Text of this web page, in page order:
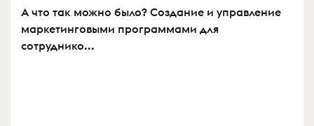
А что так можно было? Создание и управление
маркетинговыми программами для
сотруднико...